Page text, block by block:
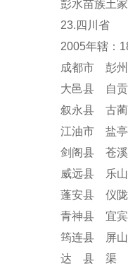
彭水苗族土
23.四川省
2005年辖：
成都市 彭
大邑县 自
叙永县 古
江油市 盐
剑阁县 苍
威远县 乐
蓬安县 仪
青神县 宜
筠连县 屏
达 县 渠